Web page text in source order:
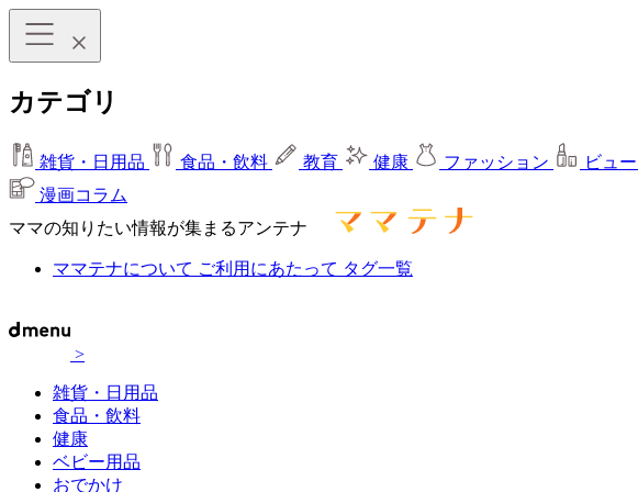
カテゴリ
雑貨・日用品 食品・飲料 教育 健康 ファッション ビュ
漫画コラム
ママの知りたい情報が集まるアンテナ
ママテナについて ご利用にあたって タグ一覧
>
雑貨・日用品
食品・飲料
健康
ベビー用品
おでかけ